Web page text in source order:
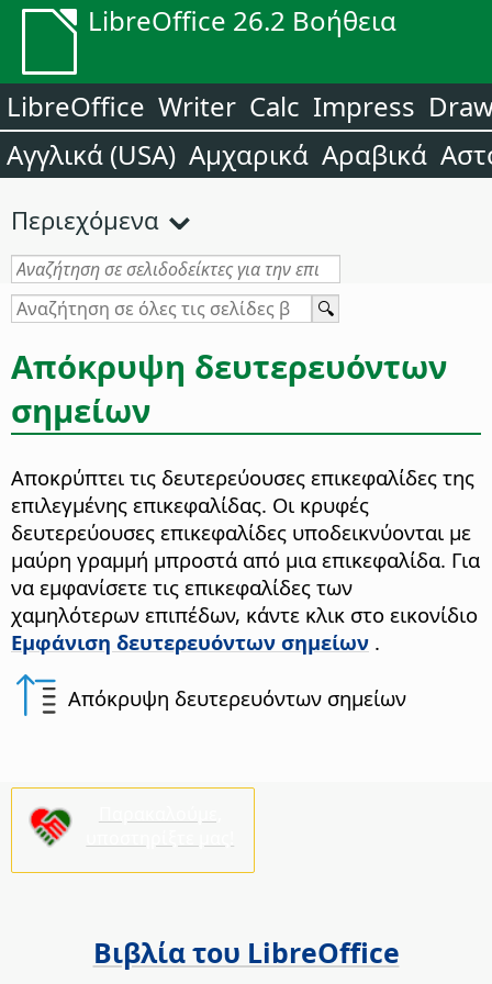
LibreOffice 26.2 Βοήθεια
LibreOffice Writer Calc Impress
Αγγλικά (USA) Αμχαρικά Αραβικά
Περιεχόμενα
Απόκρυψη δευτερευόντων
σημείων
Αποκρύπτει τις δευτερεύουσες επικεφαλίδες της
επιλεγμένης επικεφαλίδας. Οι κρυφές
δευτερεύουσες επικεφαλίδες υποδεικνύονται με
μαύρη γραμμή μπροστά από μια επικεφαλίδα. Για
να εμφανίσετε τις επικεφαλίδες των
χαμηλότερων επιπέδων, κάντε κλικ στο εικονίδιο
Εμφάνιση δευτερευόντων σημείων .
Απόκρυψη δευτερευόντων σημείων
Βιβλία του LibreOffice